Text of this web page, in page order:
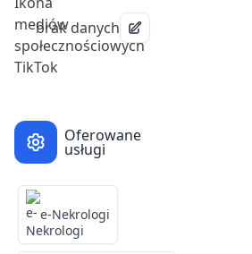
brak danych
Oferowane
usługi
e-Nekrologi